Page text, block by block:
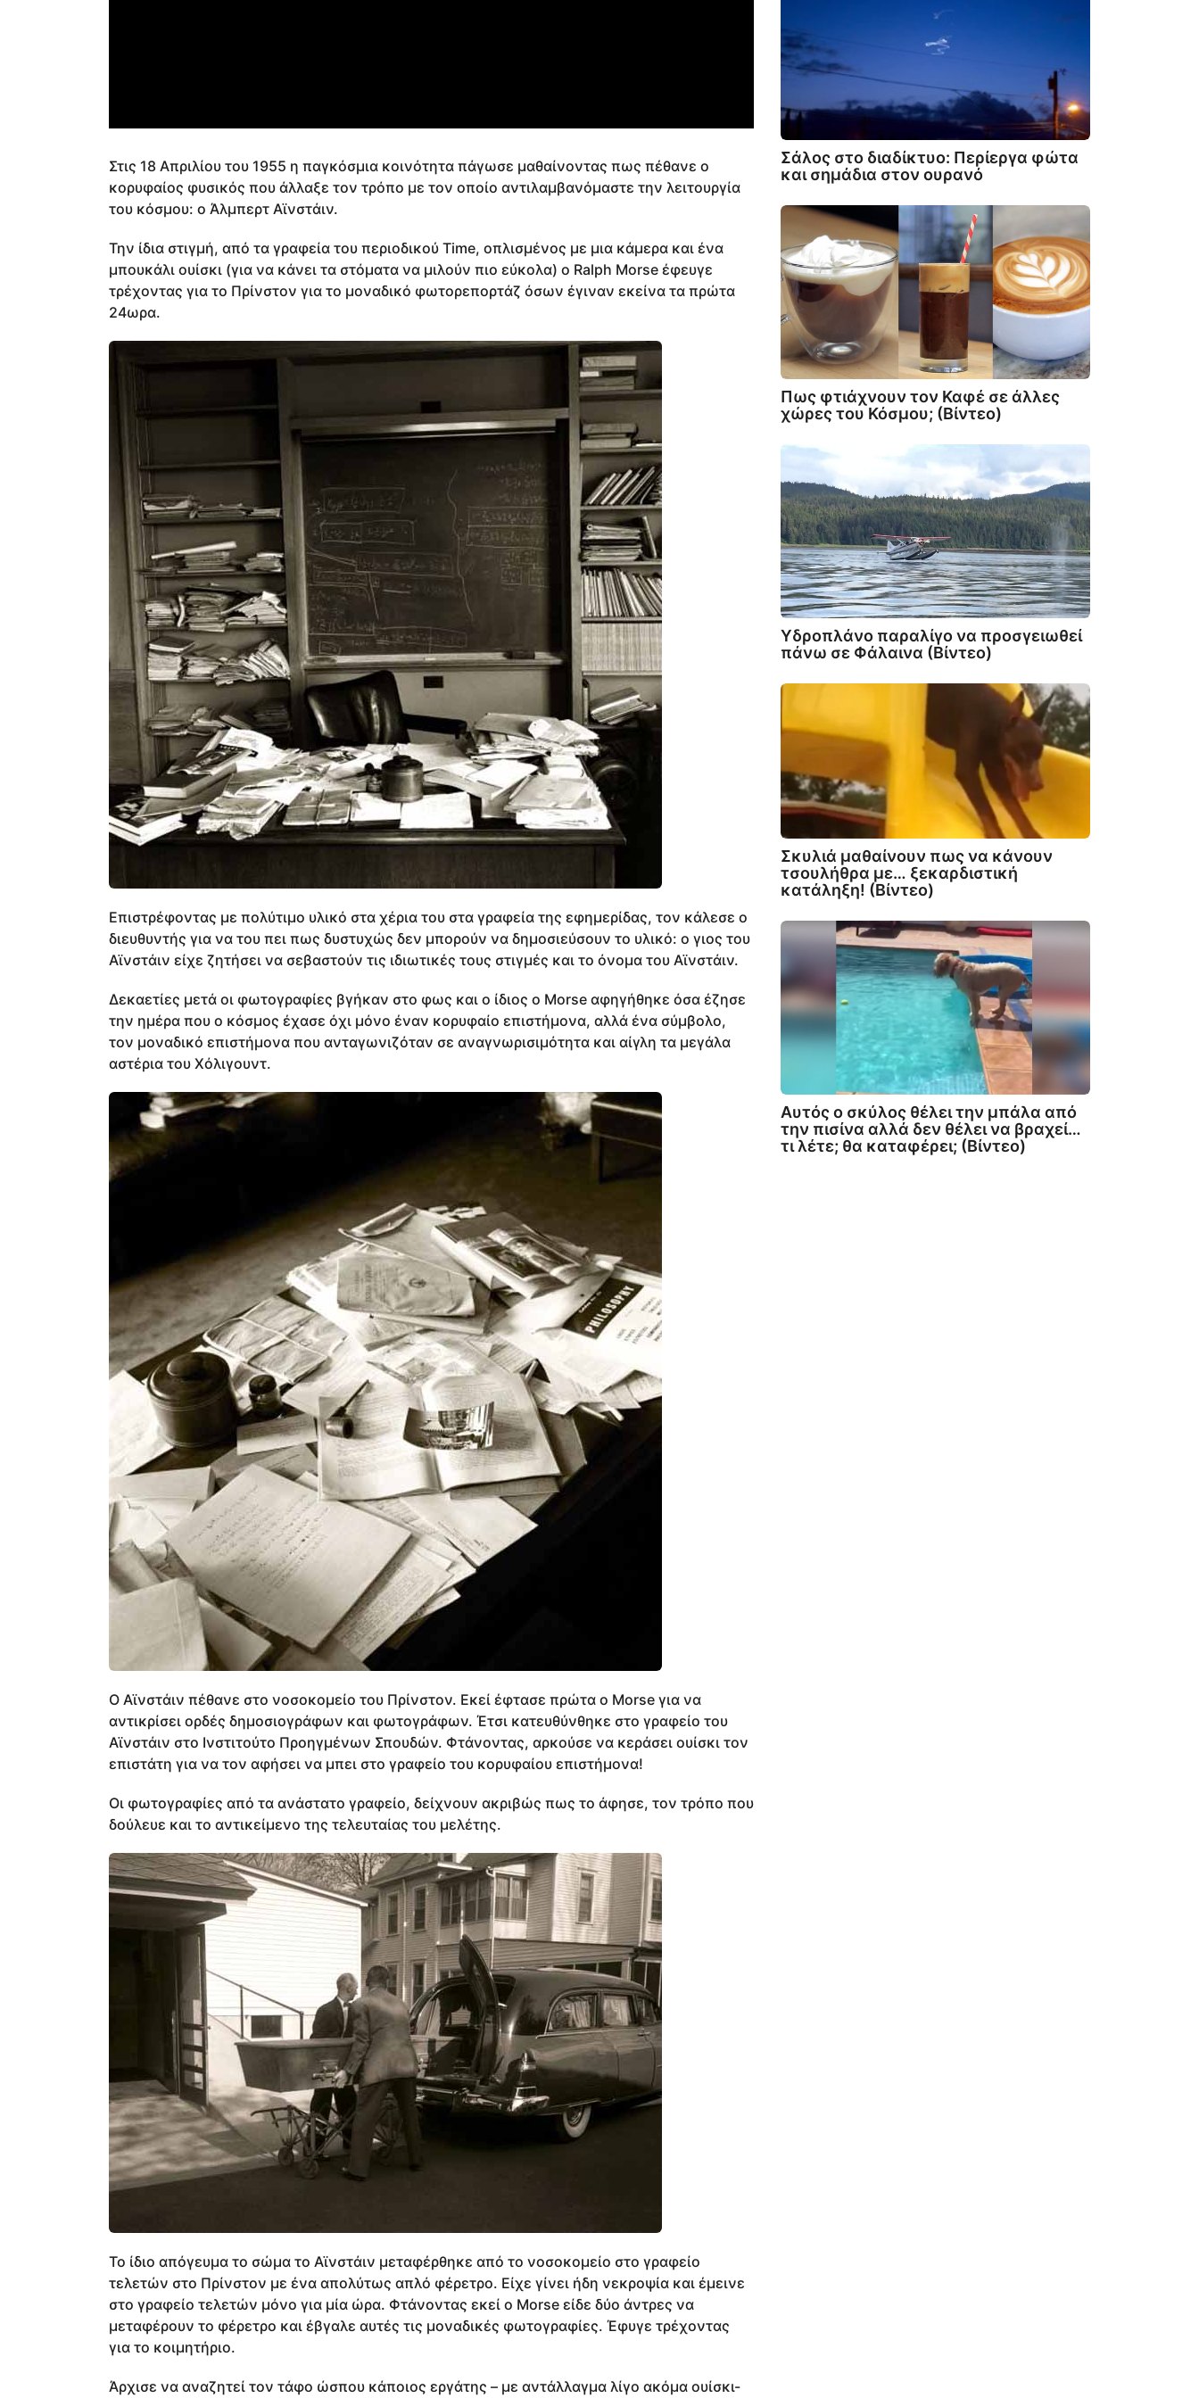
Στις 18 Απριλίου του 1955 η παγκόσμια κοινότητα πάγωσε μαθαίνοντας πως πέθανε ο
κορυφαίος φυσικός που άλλαξε τον τρόπο με τον οποίο αντιλαμβανόμαστε την λειτουργία
του κόσμου: ο Άλμπερτ Αϊνστάιν.
Την ίδια στιγμή, από τα γραφεία του περιοδικού Time, οπλισμένος με μια κάμερα και ένα
μπουκάλι ουίσκι (για να κάνει τα στόματα να μιλούν πιο εύκολα) ο Ralph Morse έφευγε
τρέχοντας για το Πρίνστον για το μοναδικό φωτορεπορτάζ όσων έγιναν εκείνα τα πρώτα
24ωρα.
Επιστρέφοντας με πολύτιμο υλικό στα χέρια του στα γραφεία της εφημερίδας, τον κάλεσε ο
διευθυντής για να του πει πως δυστυχώς δεν μπορούν να δημοσιεύσουν το υλικό: ο γιος του
Αϊνστάιν είχε ζητήσει να σεβαστούν τις ιδιωτικές τους στιγμές και το όνομα του Αϊνστάιν.
Δεκαετίες μετά οι φωτογραφίες βγήκαν στο φως και ο ίδιος ο Morse αφηγήθηκε όσα έζησε
την ημέρα που ο κόσμος έχασε όχι μόνο έναν κορυφαίο επιστήμονα, αλλά ένα σύμβολο,
τον μοναδικό επιστήμονα που ανταγωνιζόταν σε αναγνωρισιμότητα και αίγλη τα μεγάλα
αστέρια του Χόλιγουντ.
O Αϊνστάιν πέθανε στο νοσοκομείο του Πρίνστον. Εκεί έφτασε πρώτα ο Morse για να
αντικρίσει ορδές δημοσιογράφων και φωτογράφων. Έτσι κατευθύνθηκε στο γραφείο του
Αϊνστάιν στο Ινστιτούτο Προηγμένων Σπουδών. Φτάνοντας, αρκούσε να κεράσει ουίσκι τον
επιστάτη για να τον αφήσει να μπει στο γραφείο του κορυφαίου επιστήμονα!
Οι φωτογραφίες από τα ανάστατο γραφείο, δείχνουν ακριβώς πως το άφησε, τον τρόπο που
δούλευε και το αντικείμενο της τελευταίας του μελέτης.
Το ίδιο απόγευμα το σώμα το Αϊνστάιν μεταφέρθηκε από το νοσοκομείο στο γραφείο
τελετών στο Πρίνστον με ένα απολύτως απλό φέρετρο. Είχε γίνει ήδη νεκροψία και έμεινε
στο γραφείο τελετών μόνο για μία ώρα. Φτάνοντας εκεί ο Morse είδε δύο άντρες να
μεταφέρουν το φέρετρο και έβγαλε αυτές τις μοναδικές φωτογραφίες. Έφυγε τρέχοντας
για το κοιμητήριο.
Άρχισε να αναζητεί τον τάφο ώσπου κάποιος εργάτης – με αντάλλαγμα λίγο ακόμα ουίσκι-
Σάλος στο διαδίκτυο: Περίεργα φώτα
και σημάδια στον ουρανό
Πως φτιάχνουν τον Καφέ σε άλλες
χώρες του Κόσμου; (Βίντεο)
Υδροπλάνο παραλίγο να προσγειωθεί
πάνω σε Φάλαινα (Βίντεο)
Σκυλιά μαθαίνουν πως να κάνουν
τσουλήθρα με… ξεκαρδιστική
κατάληξη! (Βίντεο)
Αυτός ο σκύλος θέλει την μπάλα από
την πισίνα αλλά δεν θέλει να βραχεί…
τι λέτε; θα καταφέρει; (Βίντεο)